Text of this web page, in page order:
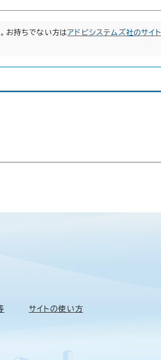
お持ちでない方はアドビシステムズ社のサイト
サイトの使い方